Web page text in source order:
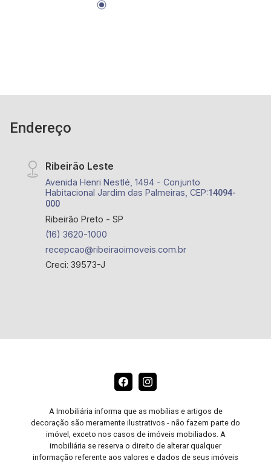
Endereço
Ribeirão Leste
Avenida Henri Nestlé, 1494 - Conjunto
Habitacional Jardim das Palmeiras, CEP:14094-
000
Ribeirão Preto - SP
(16) 3620-1000
recepcao@ribeiraoimoveis.com.br
Creci: 39573-J
A Imobiliária informa que as mobílias e artigos de
decoração são meramente ilustrativos - não fazem parte do
imóvel, exceto nos casos de imóveis mobiliados. A
imobiliária se reserva o direito de alterar qualquer
informação referente aos valores e dados de seus imóveis